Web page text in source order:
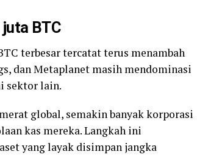
BTC
terbesar tercatat terus menambah
dan Metaplanet masih mendominasi
sektor lain.
global, semakin banyak korporasi
kas mereka. Langkah ini
yang layak disimpan jangka